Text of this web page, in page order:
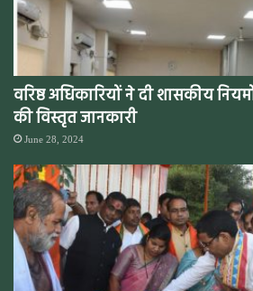
वरिष्ठ अधिकारियों ने दी शासकीय
की विस्तृत जानकारी
June 28, 2024